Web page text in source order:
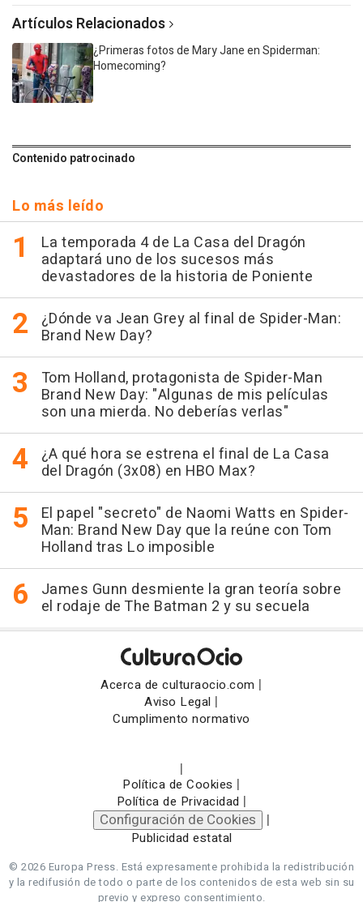
Artículos Relacionados
¿Primeras fotos de Mary Jane en Spiderman:
Homecoming?
Contenido patrocinado
Lo más leído
La temporada 4 de La Casa del Dragón
adaptará uno de los sucesos más
devastadores de la historia de Poniente
¿Dónde va Jean Grey al final de Spider-Man:
Brand New Day?
Tom Holland, protagonista de Spider-Man
Brand New Day: "Algunas de mis películas
son una mierda. No deberías verlas"
¿A qué hora se estrena el final de La Casa
del Dragón (3x08) en HBO Max?
El papel "secreto" de Naomi Watts en Spider-
Man: Brand New Day que la reúne con Tom
Holland tras Lo imposible
James Gunn desmiente la gran teoría sobre
el rodaje de The Batman 2 y su secuela
Acerca de culturaocio.com |
Aviso Legal |
Cumplimento normativo
|
Política de Cookies |
Política de Privacidad |
Configuración de Cookies |
Publicidad estatal
© 2026 Europa Press. Está expresamente prohibida la redistribución
y la redifusión de todo o parte de los contenidos de esta web sin su
previo y expreso consentimiento.